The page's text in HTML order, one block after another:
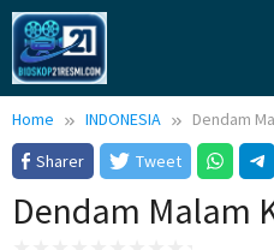
Skip
content
Home INDONESIA
Dendam
Sharer
Tweet
Dendam Malam